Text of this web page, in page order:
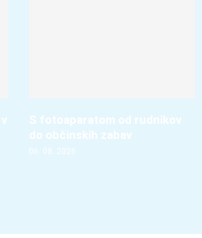
S fotoaparatom od rudnikov
do občinskih zabav
06. 08. 2026